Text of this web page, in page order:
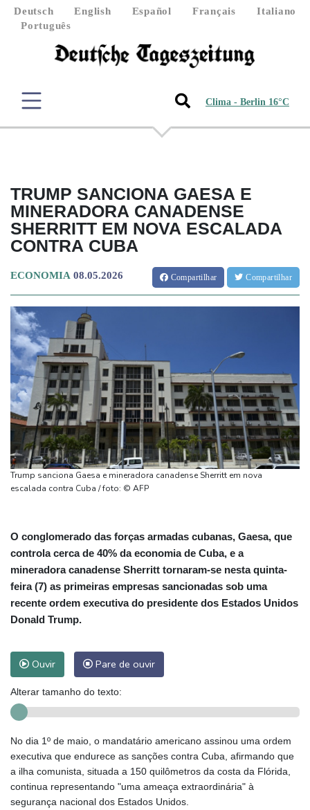
Deutsch English Español Français
Italiano
Português
Clima - Berlin 16°C
TRUMP SANCIONA GAESA E
MINERADORA CANADENSE
SHERRITT EM NOVA ESCALADA
CONTRA CUBA
ECONOMIA 08.05.2026 Compartilhar Compartilhar
Trump sanciona Gaesa e mineradora canadense Sherritt em nova
escalada contra Cuba / foto: © AFP
O conglomerado das forças armadas cubanas, Gaesa, que
controla cerca de 40% da economia de Cuba, e a
mineradora canadense Sherritt tornaram-se nesta quinta-
feira (7) as primeiras empresas sancionadas sob uma
recente ordem executiva do presidente dos Estados Unidos
Donald Trump.
Ouvir Pare de ouvir
Alterar tamanho do texto:
No dia 1º de maio, o mandatário americano assinou uma ordem
executiva que endurece as sanções contra Cuba, afirmando que
a ilha comunista, situada a 150 quilômetros da costa da Flórida,
continua representando "uma ameaça extraordinária" à
segurança nacional dos Estados Unidos.